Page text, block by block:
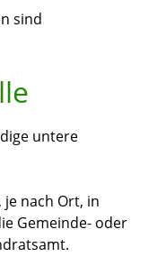
sind
untere
nach Ort, in
Gemeinde- oder